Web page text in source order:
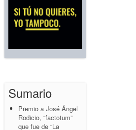
Sumario
Premio a José Ángel
Rodicio, “factotum”
que fue de “La